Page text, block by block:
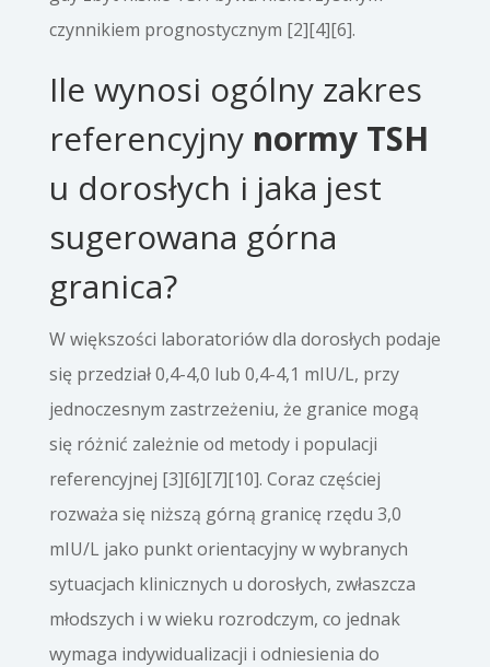
czynnikiem prognostycznym [2][4][6].
Ile wynosi ogólny zakres
referencyjny normy TSH
u dorosłych i jaka jest
sugerowana górna
granica?
W większości laboratoriów dla dorosłych podaje
się przedział 0,4-4,0 lub 0,4-4,1 mIU/L, przy
jednoczesnym zastrzeżeniu, że granice mogą
się różnić zależnie od metody i populacji
referencyjnej [3][6][7][10]. Coraz częściej
rozważa się niższą górną granicę rzędu 3,0
mIU/L jako punkt orientacyjny w wybranych
sytuacjach klinicznych u dorosłych, zwłaszcza
młodszych i w wieku rozrodczym, co jednak
wymaga indywidualizacji i odniesienia do